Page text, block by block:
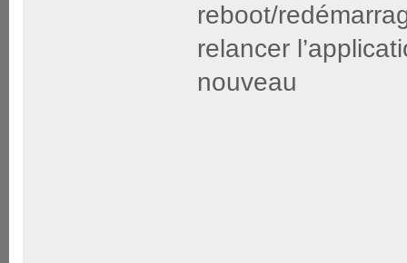
reboot/
relancer
nouveau